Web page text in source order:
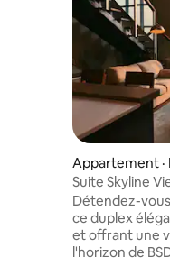
Appartement ·
rpong
Suite Skyline
Détendez-
ce duplex
et offrant une
l'horizon de